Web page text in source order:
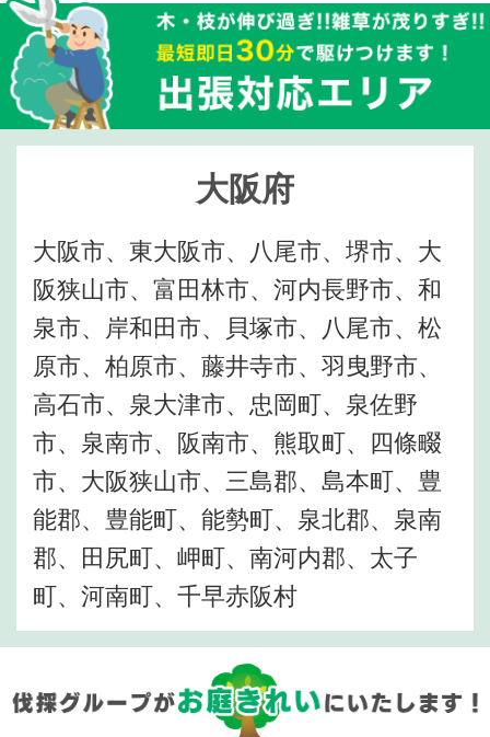
大阪府
大阪市、東大阪市、八尾市、堺市、大
阪狭山市、富田林市、河内長野市、和
泉市、岸和田市、貝塚市、八尾市、松
原市、柏原市、藤井寺市、羽曳野市、
高石市、泉大津市、忠岡町、泉佐野
市、泉南市、阪南市、熊取町、四條畷
市、大阪狭山市、三島郡、島本町、豊
能郡、豊能町、能勢町、泉北郡、泉南
郡、田尻町、岬町、南河内郡、太子
町、河南町、千早赤阪村